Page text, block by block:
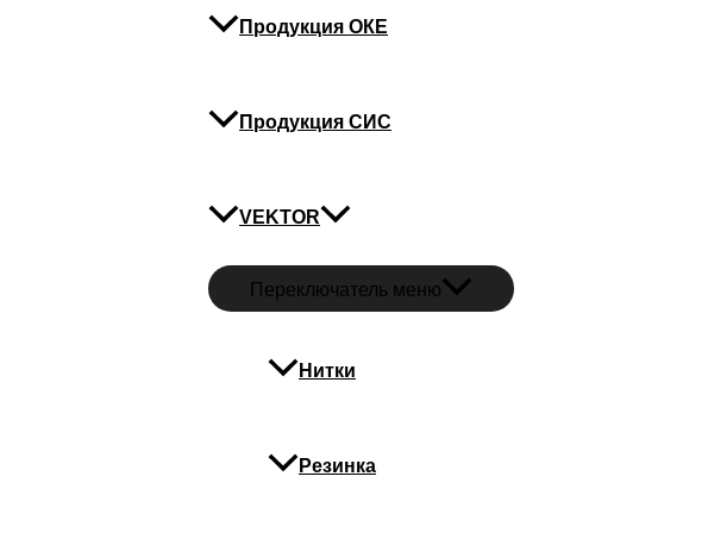
Продукция ОКЕ
Продукция СИС
VEKTOR
Переключатель меню
Нитки
Резинка